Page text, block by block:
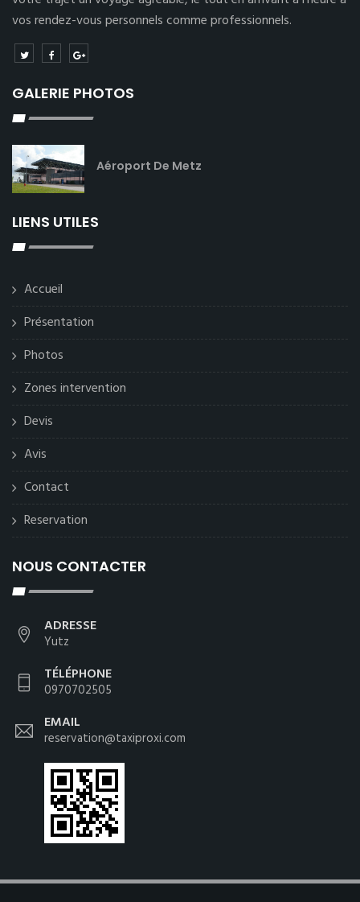
vos rendez-vous personnels comme professionnels.
GALERIE PHOTOS
Aéroport De Metz
LIENS UTILES
Accueil
Présentation
Photos
Zones intervention
Devis
Avis
Contact
Reservation
NOUS CONTACTER
ADRESSE
Yutz
TÉLÉPHONE
0970702505
EMAIL
reservation@taxiproxi.com